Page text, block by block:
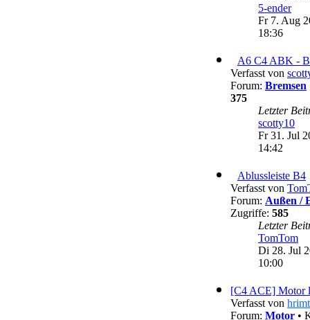
Forum:Motor
Letzter
5-ender
18:36
Leuchte
Verfasst von
Forum:Bremsen
Letzter
Fr 31. Jul
14:42
Verfasst von
Forum:Außen /
Zugriffe: 585
Letzter
Di 28. Jul
10:00